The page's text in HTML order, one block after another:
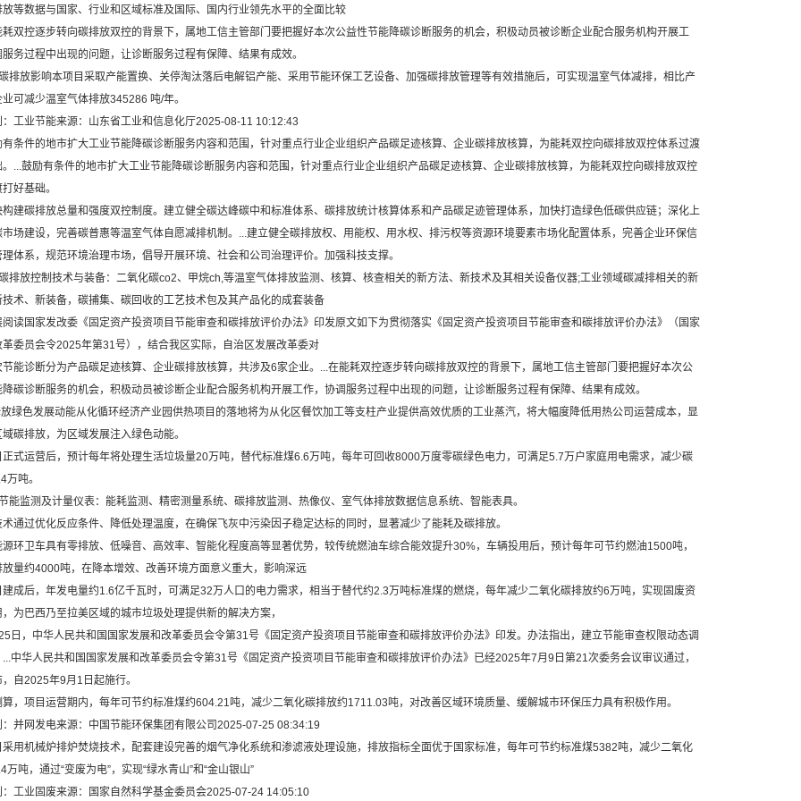
等数据与国家、行业和区域标准及国际、国内行业领先水平的全面比较
控逐步转向碳排放双控的背景下，属地工信主管部门要把握好本次公益性节能降碳诊断服务的机会，积极动员被诊断企业配合服务机构开展工
务过程中出现的问题，让诊断服务过程有保障、结果有成效。
影响本项目采取产能置换、关停淘汰落后电解铝产能、采用节能环保工艺设备、加强碳排放管理等有效措施后，可实现温室气体减排，相比产
可减少温室气体排放345286 吨/年。
业节能来源：山东省工业和信息化厅2025-08-11 10:12:43
件的地市扩大工业节能降碳诊断服务内容和范围，针对重点行业企业组织产品碳足迹核算、企业碳排放核算，为能耗双控向碳排放双控体系过渡
...鼓励有条件的地市扩大工业节能降碳诊断服务内容和范围，针对重点行业企业组织产品碳足迹核算、企业碳排放核算，为能耗双控向碳排放双控
好基础。
碳排放总量和强度双控制度。建立健全碳达峰碳中和标准体系、碳排放统计核算体系和产品碳足迹管理体系，加快打造绿色低碳供应链；深化上
场建设，完善碳普惠等温室气体自愿减排机制。...建立健全碳排放权、用能权、用水权、排污权等资源环境要素市场化配置体系，完善企业环保信
体系，规范环境治理市场，倡导开展环境、社会和公司治理评价。加强科技支撑。
控制技术与装备：二氧化碳co2、甲烷ch,等温室气体排放监测、核算、核查相关的新方法、新技术及其相关设备仪器;工业领域碳减排相关的新
术、新装备，碳捕集、碳回收的工艺技术包及其产品化的成套装备
国家发改委《固定资产投资项目节能审查和碳排放评价办法》印发原文如下为贯彻落实《固定资产投资项目节能审查和碳排放评价办法》（国家
委员会令2025年第31号），结合我区实际，自治区发展改革委对
诊断分为产品碳足迹核算、企业碳排放核算，共涉及6家企业。...在能耗双控逐步转向碳排放双控的背景下，属地工信主管部门要把握好本次公
碳诊断服务的机会，积极动员被诊断企业配合服务机构开展工作，协调服务过程中出现的问题，让诊断服务过程有保障、结果有成效。
发展动能从化循环经济产业园供热项目的落地将为从化区餐饮加工等支柱产业提供高效优质的工业蒸汽，将大幅度降低用热公司运营成本，显
碳排放，为区域发展注入绿色动能。
运营后，预计每年将处理生活垃圾量20万吨，替代标准煤6.6万吨，每年可回收8000万度零碳绿色电力，可满足5.7万户家庭用电需求，减少碳
万吨。
测及计量仪表：能耗监测、精密测量系统、碳排放监测、热像仪、室气体排放数据信息系统、智能表具。
过优化反应条件、降低处理温度，在确保飞灰中污染因子稳定达标的同时，显著减少了能耗及碳排放。
卫车具有零排放、低噪音、高效率、智能化程度高等显著优势，较传统燃油车综合能效提升30%，车辆投用后，预计每年可节约燃油1500吨，
量约4000吨，在降本增效、改善环境方面意义重大，影响深远
后，年发电量约1.6亿千瓦时，可满足32万人口的电力需求，相当于替代约2.3万吨标准煤的燃烧，每年减少二氧化碳排放约6万吨，实现固废资
为巴西乃至拉美区域的城市垃圾处理提供新的解决方案，
中华人民共和国国家发展和改革委员会令第31号《固定资产投资项目节能审查和碳排放评价办法》印发。办法指出，建立节能审查权限动态调
中华人民共和国国家发展和改革委员会令第31号《固定资产投资项目节能审查和碳排放评价办法》已经2025年7月9日第21次委务会议审议通过，
自2025年9月1日起施行。
项目运营期内，每年可节约标准煤约604.21吨，减少二氧化碳排放约1711.03吨，对改善区域环境质量、缓解城市环保压力具有积极作用。
网发电来源：中国节能环保集团有限公司2025-07-25 08:34:19
机械炉排炉焚烧技术，配套建设完善的烟气净化系统和渗滤液处理设施，排放指标全面优于国家标准，每年可节约标准煤5382吨，减少二氧化
万吨，通过“变废为电”，实现“绿水青山”和“金山银山”
业固废来源：国家自然科学基金委员会2025-07-24 14:05:10